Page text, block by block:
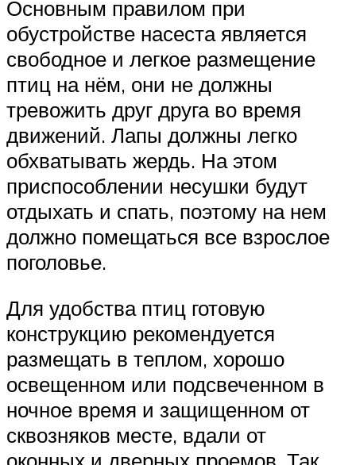
Основным правилом при
обустройстве насеста является
свободное и легкое размещение
птиц на нём, они не должны
тревожить друг друга во время
движений. Лапы должны легко
обхватывать жердь. На этом
приспособлении несушки будут
отдыхать и спать, поэтому на нем
должно помещаться все взрослое
поголовье.
Для удобства птиц готовую
конструкцию рекомендуется
размещать в теплом, хорошо
освещенном или подсвеченном в
ночное время и защищенном от
сквозняков месте, вдали от